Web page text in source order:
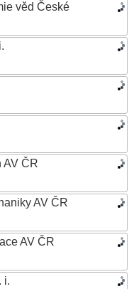
věd České
AV ČR
AV ČR
AV ČR
i.